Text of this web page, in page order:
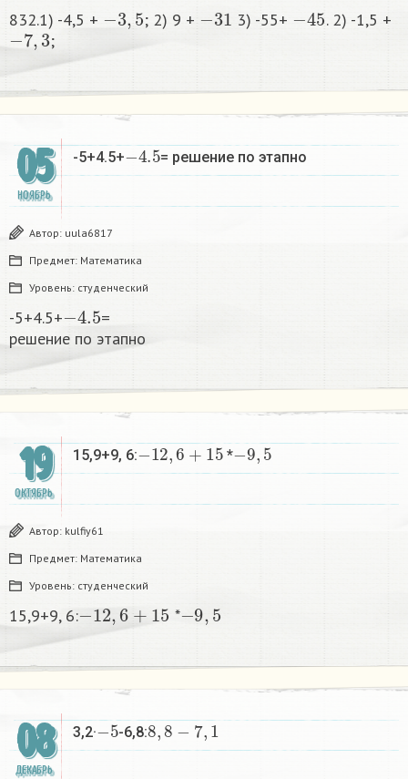
832.1) -4,5 +
3,
; 2) 9 +
31
3) -55+
45
. 2) -1,5 +
−7,3
;​
05
НОЯБРЬ
-5+4.5+
− 4.5
= решение по этапно​
Автор: uula6817
Предмет: Математика
Уровень: студенческий
-5+4.5+
4.5
=
решение по этапно​
19
ОКТЯБРЬ
15,9+9, 6:
−12,6+15
*
− 9, 5
Автор: kulfiy61
Предмет: Математика
Уровень: студенческий
15,9+9, 6:
12, +
*
9,
08
ДЕКАБРЬ
3,2·
−5
-6,8:
8,8−7,1